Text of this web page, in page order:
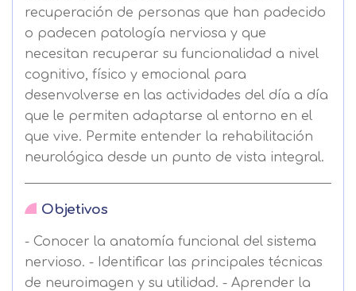
recuperación de personas que han padecido
o padecen patología nerviosa y que
necesitan recuperar su funcionalidad a nivel
cognitivo, físico y emocional para
desenvolverse en las actividades del día a día
que le permiten adaptarse al entorno en el
que vive. Permite entender la rehabilitación
neurológica desde un punto de vista integral.
Objetivos
- Conocer la anatomía funcional del sistema
nervioso. - Identificar las principales técnicas
de neuroimagen y su utilidad. - Aprender la